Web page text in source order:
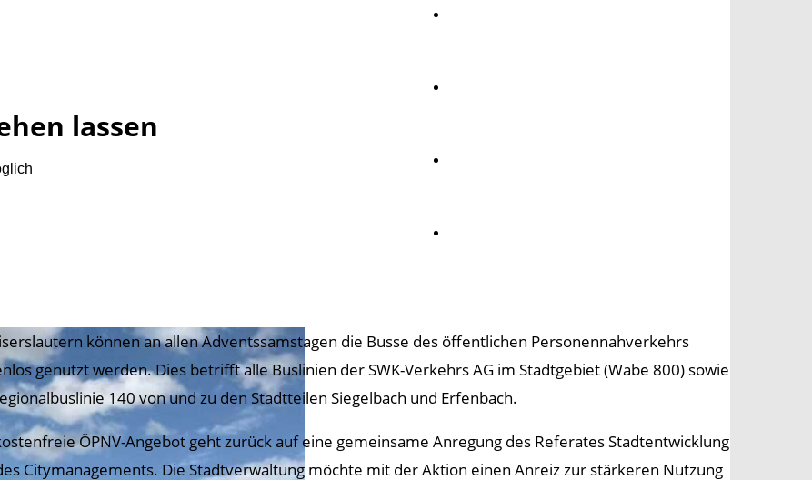
lassen
können an allen Adventssamstagen die Busse des öffentlichen Personennahverkehrs
genutzt werden. Dies betrifft alle Buslinien der SWK-Verkehrs AG im Stadtgebiet (Wabe 800) sowie
140 von und zu den Stadtteilen Siegelbach und Erfenbach.
ÖPNV-Angebot geht zurück auf eine gemeinsame Anregung des Referates Stadtentwicklung
Citymanagements. Die Stadtverwaltung möchte mit der Aktion einen Anreiz zur stärkeren Nutzung